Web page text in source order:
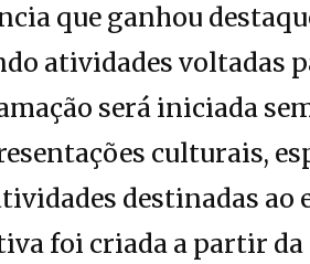
que ganhou
atividades voltadas
será iniciada
culturais,
destinadas
foi criada a partir da